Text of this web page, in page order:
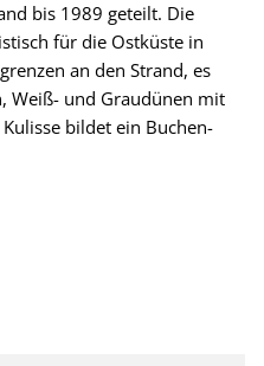
bis 1989 geteilt. Die
für die Ostküste in
an den Strand, es
Weiß- und Graudünen mit
bildet ein Buchen-